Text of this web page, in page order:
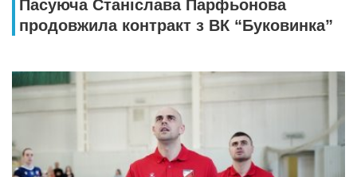
Пасуюча Станіслава Парфьонова
продовжила контракт з ВК “Буковинка”